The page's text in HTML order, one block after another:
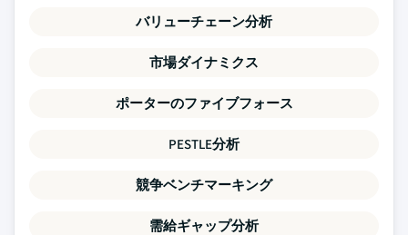
バリューチェーン分析
市場ダイナミクス
ポーターのファイブフォース
PESTLE分析
競争ベンチマーキング
需給ギャップ分析